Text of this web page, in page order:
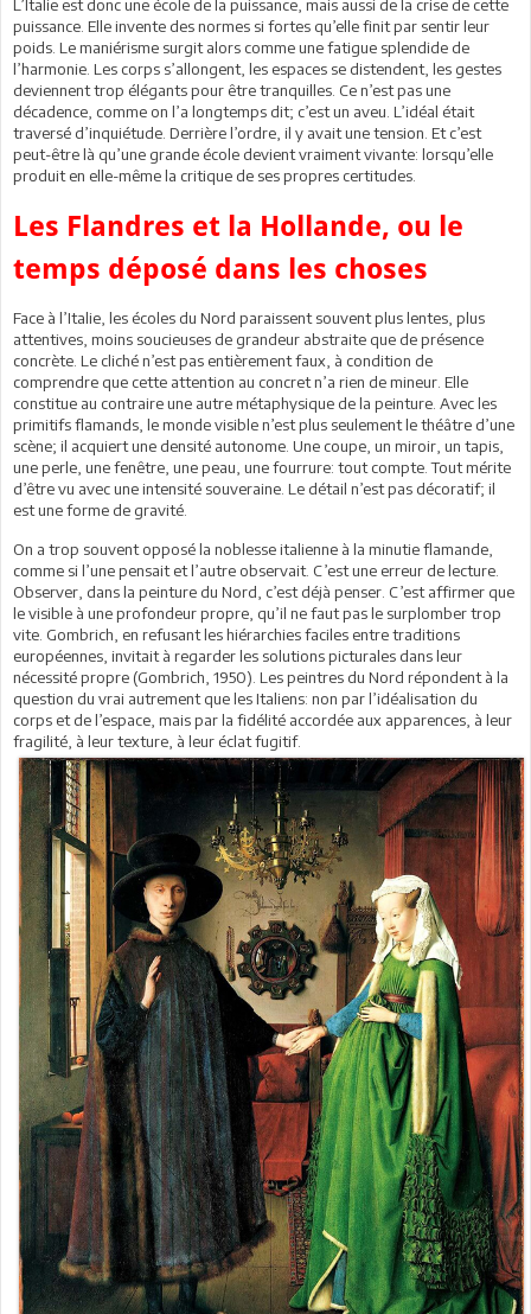
L’Italie est donc une école de la puissance, mais aussi de la crise de cette
puissance. Elle invente des normes si fortes qu’elle finit par sentir leur
poids. Le maniérisme surgit alors comme une fatigue splendide de
l’harmonie. Les corps s’allongent, les espaces se distendent, les gestes
deviennent trop élégants pour être tranquilles. Ce n’est pas une
décadence, comme on l’a longtemps dit; c’est un aveu. L’idéal était
traversé d’inquiétude. Derrière l’ordre, il y avait une tension. Et c’est
peut-être là qu’une grande école devient vraiment vivante: lorsqu’elle
produit en elle-même la critique de ses propres certitudes.
Les Flandres et la Hollande, ou le
temps déposé dans les choses
Face à l’Italie, les écoles du Nord paraissent souvent plus lentes, plus
attentives, moins soucieuses de grandeur abstraite que de présence
concrète. Le cliché n’est pas entièrement faux, à condition de
comprendre que cette attention au concret n’a rien de mineur. Elle
constitue au contraire une autre métaphysique de la peinture. Avec les
primitifs flamands, le monde visible n’est plus seulement le théâtre d’une
scène; il acquiert une densité autonome. Une coupe, un miroir, un tapis,
une perle, une fenêtre, une peau, une fourrure: tout compte. Tout mérite
d’être vu avec une intensité souveraine. Le détail n’est pas décoratif; il
est une forme de gravité.
On a trop souvent opposé la noblesse italienne à la minutie flamande,
comme si l’une pensait et l’autre observait. C’est une erreur de lecture.
Observer, dans la peinture du Nord, c’est déjà penser. C’est affirmer que
le visible à une profondeur propre, qu’il ne faut pas le surplomber trop
vite. Gombrich, en refusant les hiérarchies faciles entre traditions
européennes, invitait à regarder les solutions picturales dans leur
nécessité propre (Gombrich, 1950). Les peintres du Nord répondent à la
question du vrai autrement que les Italiens: non par l’idéalisation du
corps et de l’espace, mais par la fidélité accordée aux apparences, à leur
fragilité, à leur texture, à leur éclat fugitif.